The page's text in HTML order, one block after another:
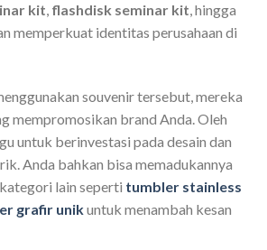
kit, flashdisk seminar kit, hingga
memperkuat identitas perusahaan di
souvenir tersebut, mereka
mempromosikan brand Anda. Oleh
untuk berinvestasi pada desain dan
Anda bahkan bisa memadukannya
lain seperti tumbler stainless
grafir unikuntuk menambah kesan